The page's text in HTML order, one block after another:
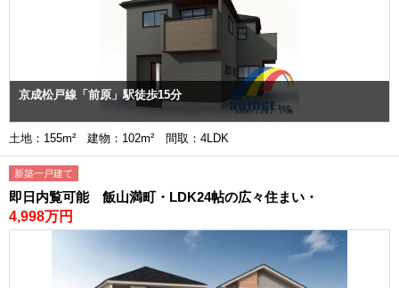
京成松戸線「前原」駅徒歩15分
土地：155m² 建物：102m² 間取：4LDK
新築一戸建て
即日内覧可能 飯山満町・LDK24帖の広々住まい・
4,998万円